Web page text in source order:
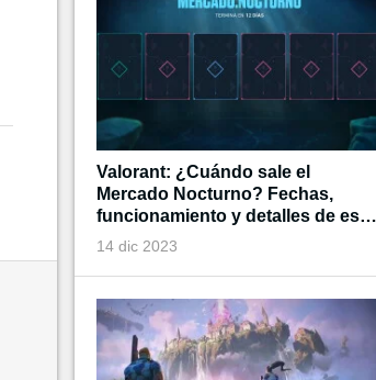
Valorant: ¿Cuándo sale el
Mercado Nocturno? Fechas,
funcionamiento y detalles de esta
tienda de tiempo limitado
14 dic 2023